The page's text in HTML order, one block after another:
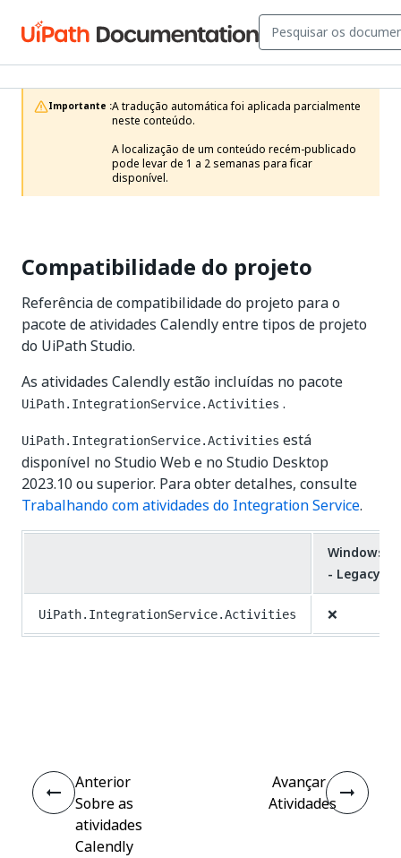
Importante :A tradução automática foi aplicada parcialmente
neste conteúdo.
A localização de um conteúdo recém-publicado
pode levar de 1 a 2 semanas para ficar
disponível.
Compatibilidade do projeto
Referência de compatibilidade do projeto para o
pacote de atividades Calendly entre tipos de projeto
do UiPath Studio.
As atividades Calendly estão incluídas no pacote
UiPath.IntegrationService.Activities .
UiPath.IntegrationService.Activities está
disponível no Studio Web e no Studio Desktop
2023.10 ou superior. Para obter detalhes, consulte
Trabalhando com atividades do Integration Service.
Windows
- Legacy
UiPath.IntegrationService.Activities ❌
Anterior
Sobre as
atividades
Calendly
Avançar
Atividades